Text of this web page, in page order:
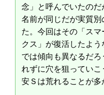
念」と呼んでいたの
名前が同じだが実質
た。今回はその「ス
クス」が復活したよ
では傾向も異なるだ
れずに穴を狙ってい
安Ｓは荒れることが多